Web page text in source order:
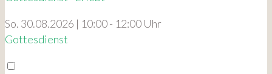
So. 30.08.2026 | 10:00 - 12:00 Uhr
Gottesdienst